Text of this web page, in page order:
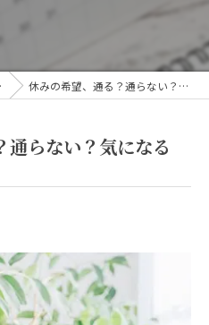
休みの希望、通る？通らない？気になるシフト事情！
通らない？気になる